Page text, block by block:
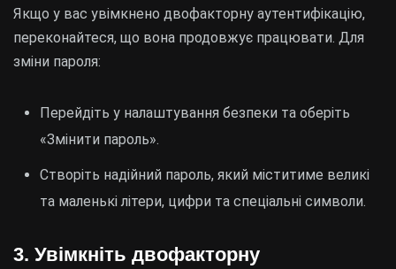
Якщо у вас увімкнено двофакторну аутентифікацію,
переконайтеся, що вона продовжує працювати. Для
зміни пароля:
Перейдіть у налаштування безпеки та оберіть
«Змінити пароль».
Створіть надійний пароль, який міститиме великі
та маленькі літери, цифри та спеціальні символи.
3. Увімкніть двофакторну